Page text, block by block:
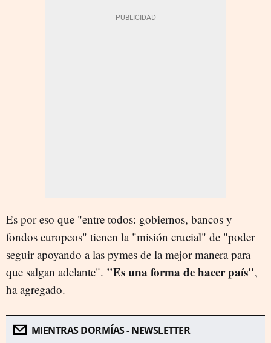
Es por eso que "entre todos: gobiernos, bancos y
fondos europeos" tienen la "misión crucial" de "poder
seguir apoyando a las pymes de la mejor manera para
que salgan adelante". "Es una forma de hacer país",
ha agregado.
MIENTRAS DORMÍAS - NEWSLETTER